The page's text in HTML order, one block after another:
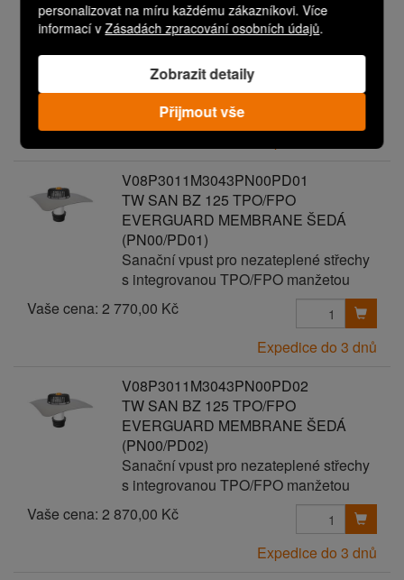
personalizovat na míru každému zákazníkovi. Více
informací vZásadách zpracování osobních údajů.
Zobrazit detaily
Přijmout vše
TW SAN BZ 125 TPO/FPO
EVERGUARD MEMBRANE ŠEDÁ
Sanační vpust pro nezateplené střechy
s integrovanou TPO/FPO manžetou
Vaše cena:
2 670,00 Kč
V08P3011M3043PN00PD01
TW SAN BZ 125 TPO/FPO
EVERGUARD MEMBRANE ŠEDÁ
(PN00/PD01)
Sanační vpust pro nezateplené střechy
s integrovanou TPO/FPO manžetou
Vaše cena: 2 770,00 Kč
Expedice do 3 dnů
V08P3011M3043PN00PD02
TW SAN BZ 125 TPO/FPO
EVERGUARD MEMBRANE ŠEDÁ
(PN00/PD02)
Sanační vpust pro nezateplené střechy
s integrovanou TPO/FPO manžetou
Vaše cena: 2 870,00 Kč
Expedice do 3 dnů